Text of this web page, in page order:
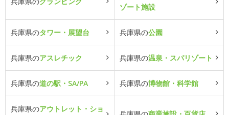
ゾート施設
兵庫県のタワー・展望台 兵庫県の公園
兵庫県のアスレチック 兵庫県の温泉・スパリゾート
兵庫県の道の駅・SA/PA 兵庫県の博物館・科学館
兵庫県のアウトレット・ショ